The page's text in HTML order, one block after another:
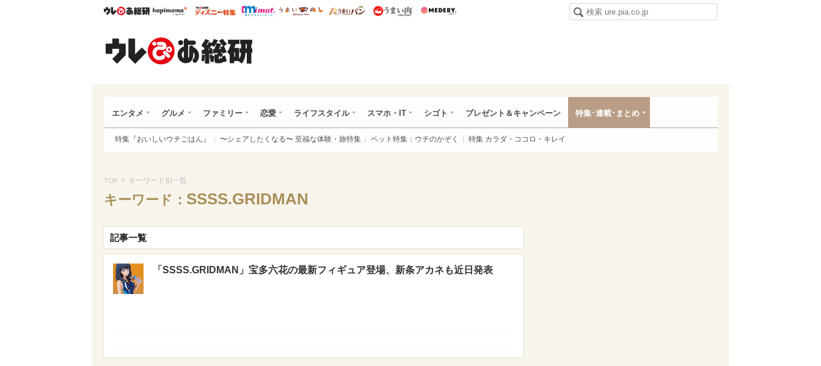
ウレぴあ総研ハピママ* ウレぴあ総研 ディズニー特集
mimot. うまいめし うまいパン うまい肉
エンタメ グルメ ファミリー 恋愛 ライフスタイル スマホ・IT シゴト プレゼント＆キャンペーン 特集･連載･まとめ
特集『おいしいウチごはん』 〜シェアしたくなる〜 至福な体験・旅特集 ペット特集：ウチのかぞく 特集 カラダ・ココロ・キレイ
TOP > キーワード別一覧
キーワード： SSSS.GRIDMAN
記事一覧
「SSSS.GRIDMAN」宝多六花の最新フィギュア登場、新条アカネも近日発表